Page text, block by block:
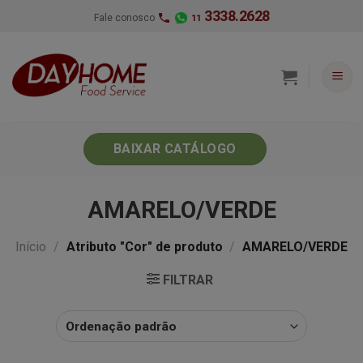
Fale conosco 11 3338.2628
BAIXAR CATÁLOGO
AMARELO/VERDE
Início / Atributo "Cor" de produto / AMARELO/VERDE
FILTRAR